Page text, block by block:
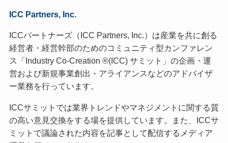
ICC Partners, Inc.
ICCパートナーズ（ICC Partners, Inc.）は産業を共に創る
経営者・経営幹部のためのコミュニティ型カンファレン
ス「Industry Co-Creation ®(ICC) サミット」の企画・運
営および新規事業創出・アライアンスなどのアドバイザ
ー業務を行っています。
ICCサミットでは業界トレンドやマネジメントに関する質
の高い意見交換をする場を提供しています。また、ICCサ
ミットで議論された内容を記事として配信するメディア